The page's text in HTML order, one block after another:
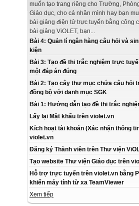
muốn tạo trang riêng cho Trường,
Giáo dục, cho cá nhân mình hay bạn
bài giảng điện tử trực tuyến bằng công
bài giảng ViOLET, bạn...
Bài 4: Quản lí ngân hàng câu hỏi và
kiện
Bài 3: Tạo đề thi trắc nghiệm trực
một đáp án đúng
Bài 2: Tạo cây thư mục chứa câu hỏi
đồng bộ với danh mục SGK
Bài 1: Hướng dẫn tạo đề thi trắc
Lấy lại Mật khẩu trên violet.vn
Kích hoạt tài khoản (Xác nhận thông
violet.vn
Đăng ký Thành viên trên Thư viện
Tạo website Thư viện Giáo dục trên
Hỗ trợ trực tuyến trên violet.vn bằng
khiển máy tính từ xa TeamViewer
Xem tiếp